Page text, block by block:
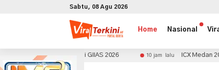
Sabtu, 08 Agu 2026
Home Nasional
di GIIAS 2026 10 jam lalu ICX Medan 2026 Catat